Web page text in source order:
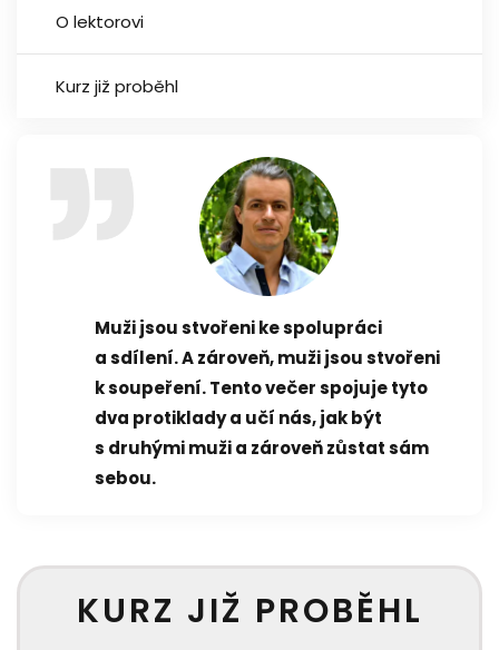
O lektorovi
Kurz již proběhl
Muži jsou stvořeni ke spolupráci
a sdílení. A zároveň, muži jsou stvořeni
k soupeření. Tento večer spojuje tyto
dva protiklady a učí nás, jak být
s druhými muži a zároveň zůstat sám
sebou.
KURZ JIŽ PROBĚHL